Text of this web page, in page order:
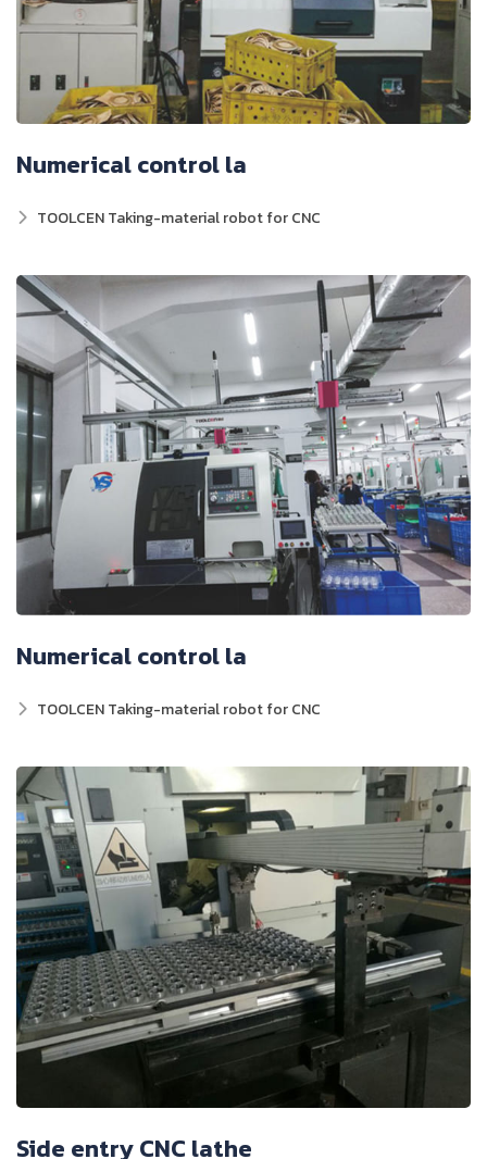
Numerical control la
TOOLCEN Taking-material robot for CNC
Numerical control la
TOOLCEN Taking-material robot for CNC
Side entry CNC lathe